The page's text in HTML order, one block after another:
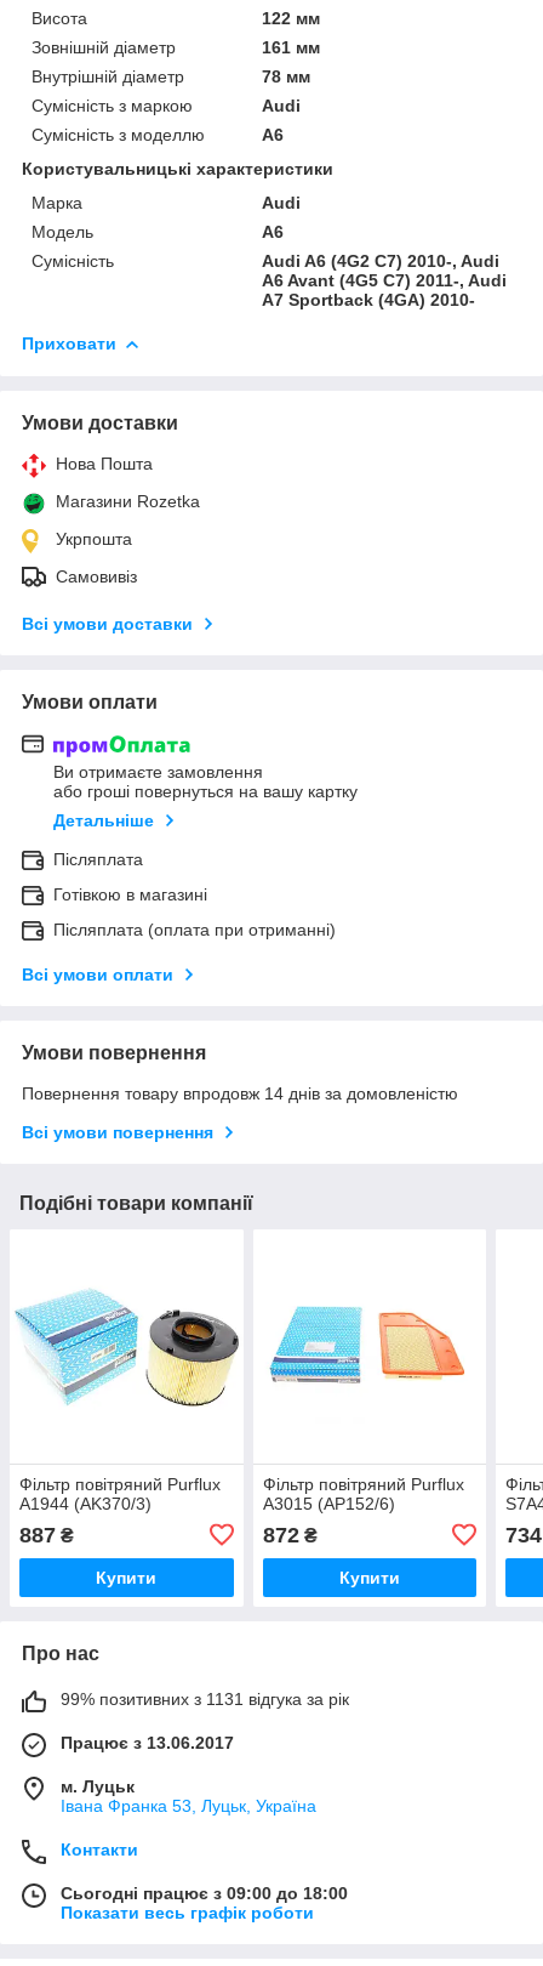
Висота
122 мм
Зовнішній діаметр
161 мм
Внутрішній діаметр
78 мм
Сумісність з маркою
Audi
Сумісність з моделлю
A6
Користувальницькі характеристики
Марка
Audi
Модель
A6
Сумісність
Audi A6 (4G2 C7) 2010-, Audi
A6 Avant (4G5 C7) 2011-, Audi
A7 Sportback (4GA) 2010-
Приховати
Умови доставки
Нова Пошта
Магазини Rozetka
Укрпошта
Самовивіз
Всі умови доставки
Умови оплати
Ви отримаєте замовлення
або гроші повернуться на вашу картку
Детальніше
Післяплата
Готівкою в магазині
Післяплата (оплата при отриманні)
Всі умови оплати
Умови повернення
Повернення товару впродовж 14 днів за домовленістю
Всі умови повернення
Подібні товари компанії
Фільтр повітряний Purflux
A1944 (AK370/3)
887 ₴
Купити
Фільтр повітряний Purflux
A3015 (AP152/6)
872₴
Купити
734
Про нас
99% позитивних з 1131 відгука за рік
Працює з 13.06.2017
м. Луцьк
Івана Франка 53, Луцьк, Україна
Контакти
Сьогодні працює з 09:00 до 18:00
Показати весь графік роботи